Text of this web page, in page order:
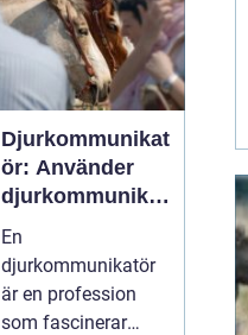
Djurkommunikat
ör: Använder
djurkommunikat
ion för
behandling av
djur
En
djurkommunikatör
är en profession
som fascinerar